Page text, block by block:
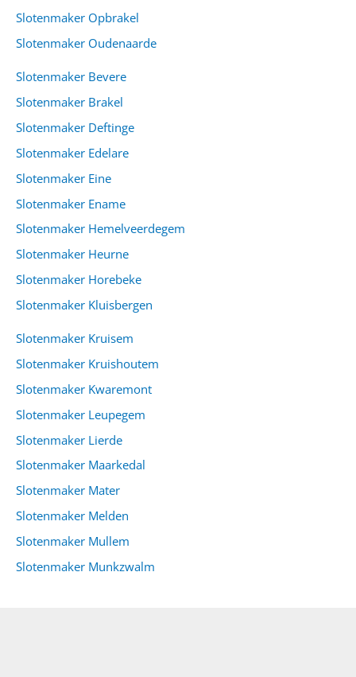
Slotenmaker Opbrakel
Slotenmaker Oudenaarde
Slotenmaker Bevere
Slotenmaker Brakel
Slotenmaker Deftinge
Slotenmaker Edelare
Slotenmaker Eine
Slotenmaker Ename
Slotenmaker Hemelveerdegem
Slotenmaker Heurne
Slotenmaker Horebeke
Slotenmaker Kluisbergen
Slotenmaker Kruisem
Slotenmaker Kruishoutem
Slotenmaker Kwaremont
Slotenmaker Leupegem
Slotenmaker Lierde
Slotenmaker Maarkedal
Slotenmaker Mater
Slotenmaker Melden
Slotenmaker Mullem
Slotenmaker Munkzwalm